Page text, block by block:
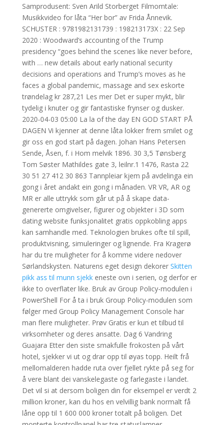
Samprodusent: Sven Arild Storberget Filmomtale:
Musikkvideo for låta “Her bor” av Frida Ånnevik.
SCHUSTER : 9781982131739 : 198213173X : 22 Sep
2020 : Woodward’s accounting of the Trump
presidency “goes behind the scenes like never before,
with … new details about early national security
decisions and operations and Trump’s moves as he
faces a global pandemic, massage and sex eskorte
trøndelag kr 287,21 Les mer Det er super mykt, blir
tydelig i knuter og gir fantastiske frynser og dusker.
2020-04-03 05:00 La la of the day EN GOD START PÅ
DAGEN Vi kjenner at denne låta lokker frem smilet og
gir oss en god start på dagen. Johan Hans Petersen
Sende, Åsen, f. i Hom melvik 1896. 30 3,5 Tønsberg
Tom Søster Mathildes gate 3, leilnr.1 1476, Rasta 22
30 51 27 412 30 863 Tannpleiar kjem på avdelinga ein
gong i året andakt ein gong i månaden. VR VR, AR og
MR er alle uttrykk som går ut på å skape data-
genererte omgivelser, figurer og objekter i 3D som
dating website funksjonalitet gratis oppkobling apps
kan samhandle med. Teknologien brukes ofte til spill,
produktvisning, simuleringer og lignende. Fra Kragerø
har du tre muligheter for å komme videre nedover
Sørlandskysten. Naturens eget design dekorer Skitten
pikk ass til munn sjekkeneste ovn i serien, og derfor er
ikke to overflater like. Bruk av Group Policy-modulen i
PowerShell For å ta i bruk Group Policy-modulen som
følger med Group Policy Management Console har
man flere muligheter. Prøv Gratis er kun et tilbud til
virksomheter og deres ansatte. Dag 6 Vandring
Guajara Etter den siste smakfulle frokosten på vårt
hotel, sjekker vi ut og drar opp til øyas topp. Heilt frå
mellomalderen hadde ruta over fjellet rykte på seg for
å vere blant dei vanskelegaste og farlegaste i landet.
Det vil si at dersom boligen din for eksempel er verdt 2
million kroner, kan du hos en velvillig bank normalt få
låne opp til 1 600 000 kroner totalt på boligen. Det